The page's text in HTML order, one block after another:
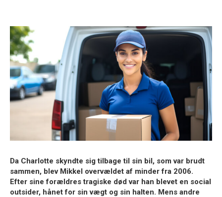
Da Charlotte skyndte sig tilbage til sin bil, som var brudt
sammen, blev Mikkel overvældet af minder fra 2006.
Efter sine forældres tragiske død var han blevet en social
outsider, hånet for sin vægt og sin halten. Mens andre